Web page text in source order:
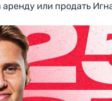
или продать